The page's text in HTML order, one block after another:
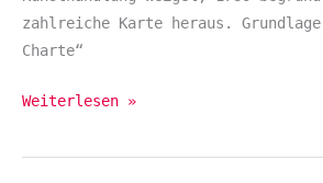
zahlreiche Karte heraus.
Charte“
Weiterlesen »